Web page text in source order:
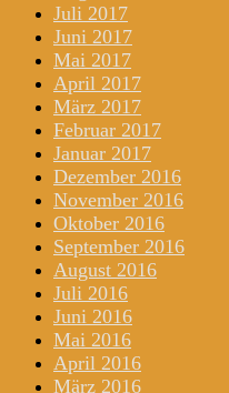
Juli 2017
Juni 2017
Mai 2017
April 2017
März 2017
Februar 2017
Januar 2017
Dezember 2016
November 2016
Oktober 2016
September 2016
August 2016
Juli 2016
Juni 2016
Mai 2016
April 2016
März 2016